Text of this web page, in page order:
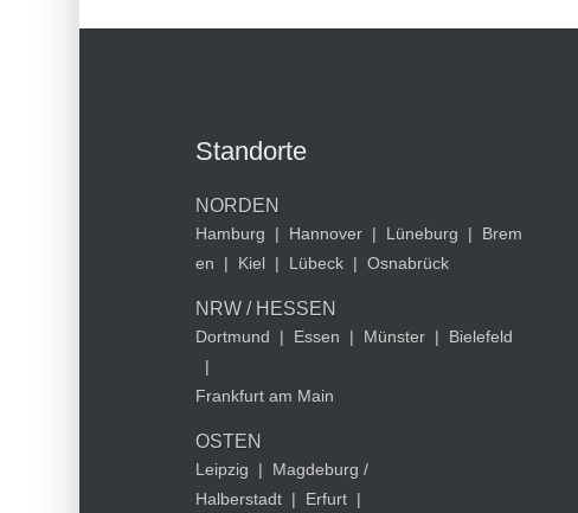
Standorte
NORDEN
Hamburg | Hannover | Lüneburg |
Brem
en
| Kiel | Lübeck | Osnabrück
NRW / HESSEN
Dortmund | Essen | Münster |
Bielefeld
|
Frankfurt am Main
OSTEN
Leipzig |
Magdeburg /
Halberstadt | Erfurt |